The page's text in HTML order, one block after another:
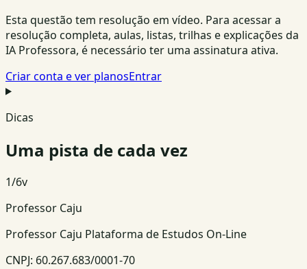
Esta questão tem resolução em vídeo. Para acessar a
resolução completa, aulas, listas, trilhas e explicações da
IA Professora, é necessário ter uma assinatura ativa.
Criar conta e ver planosEntrar
Dicas
Uma pista de cada vez
1/6v
Professor Caju
Professor Caju Plataforma de Estudos On-Line
CNPJ: 60.267.683/0001-70